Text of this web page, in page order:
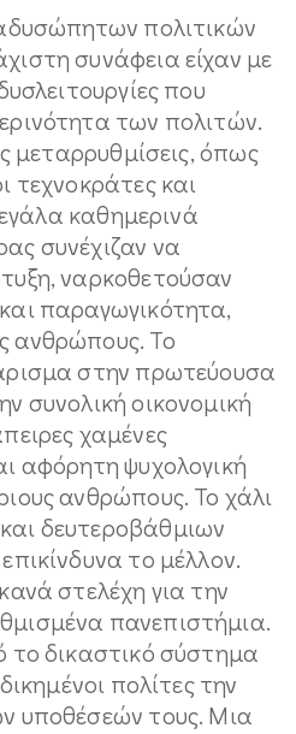
πολιτικών
συνάφεια είχαν με
που
των πολιτών.
μεταρρυθμίσεις, όπως
τεχνοκράτες και
καθημερινά
συνέχιζαν να
ναρκοθετούσαν
παραγωγικότητα,
ανθρώπους. Το
στην πρωτεύουσα
συνολική οικονομική
χαμένες
αφόρητη ψυχολογική
ανθρώπους. Το χάλι
δευτεροβάθμιων
το μέλλον.
στελέχη για την
πανεπιστήμια.
το δικαστικό σύστημα
πολίτες την
υποθέσεών τους. Μια